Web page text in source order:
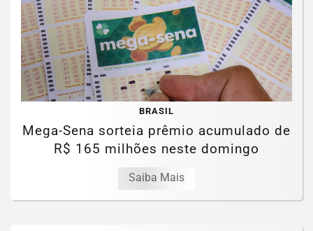
BRASIL
Mega-Sena sorteia prêmio acumulado de
R$ 165 milhões neste domingo
Saiba Mais